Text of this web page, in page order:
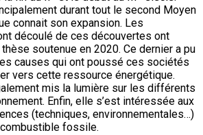
durant tout le second Moyen
connait son expansion. Les
découlé de ces découvertes ont
soutenue en 2020. Ce dernier a pu
causes qui ont poussé ces sociétés
vers cette ressource énergétique.
mis la lumière sur les différents
Enfin, elle s’est intéressée aux
(techniques, environnementales…)
fossile.